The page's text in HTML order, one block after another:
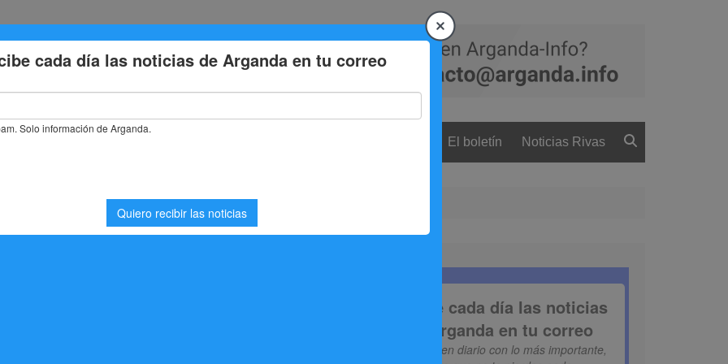
El boletín Noticias Rivas
buscando. Quizá pueda ayudarte una búsqueda.